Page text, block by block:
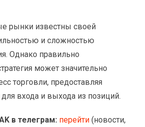
рынки известны своей
и сложностью
Однако правильно
может значительно
торговли, предоставляя
входа и выхода из позиций.
в телеграм: перейти (новости,